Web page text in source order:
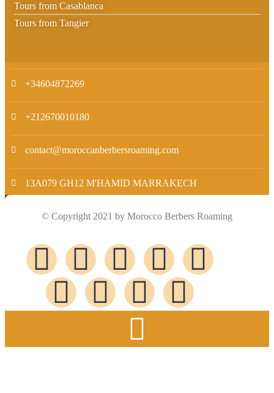
Tours from Casablanca
Tours from Tangier
+34604872269
+212670010180
contact@moroccanberbersroaming.com
13A079 GH12 M'HAMID MARRAKECH
© Copyright 2021 by Morocco Berbers Roaming